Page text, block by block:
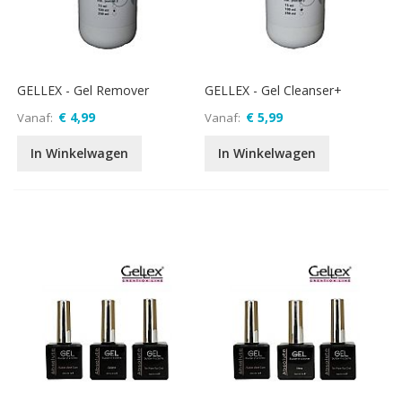
GELLEX - Gel Remover
Vanaf € 4,99
In Winkelwagen
GELLEX - Gel Cleanser+
Vanaf € 5,99
In Winkelwagen